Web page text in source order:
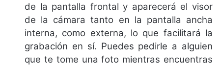
de la pantalla frontal y aparecerá el visor
de la cámara tanto en la pantalla ancha
interna, como externa, lo que facilitará la
grabación en sí. Puedes pedirle a alguien
que te tome una foto mientras encuentras